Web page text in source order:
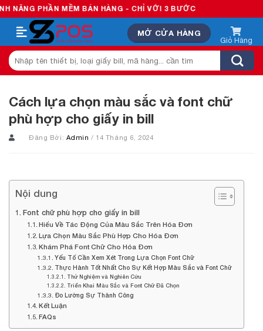
Skip
to
content
MỀM BÁN HÀNG - CHỈ VỚI 3 BƯỚC
MỞ CỬA HÀNG
Tìm
kiếm:
Cách lựa chọn màu sắc và font chữ
phù hợp cho giấy in bill
Đăng Bởi: Admin/ 14 Tháng 6, 2024
Nội dung
Font chữ phù hợp cho giấy in bill
Hiểu Về Tác Động Của Màu Sắc Trên Hóa Đơn
Lựa Chọn Màu Sắc Phù Hợp Cho Hóa Đơn
Khám Phá Font Chữ Cho Hóa Đơn
Yếu Tố Cần Xem Xét Trong Lựa Chọn Font Chữ
Thực Hành Tốt Nhất Cho Sự Kết Hợp Màu Sắc và Font Chữ
Thử Nghiệm và Nghiên Cứu
Triển Khai Màu Sắc và Font Chữ Đã Chọn
Đo Lường Sự Thành Công
Kết Luận
FAQs